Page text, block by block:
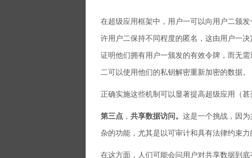
在超级应用框架中，用户一可以向用户二颁
许用户二保持不同程度的匿名，这由用户一
证明他们拥有用户一颁发的有效令牌，而无
二可以使用他们的私钥解密重新加密的数据。
正确实施这些机制可以显著提高超级应用（甚
第三点 ， 共享数据访问。 这是一个挑战，因
杂的功能，尤其是以可审计和具有法律约束力
在这方面，人们可能会问用户对共享数据到